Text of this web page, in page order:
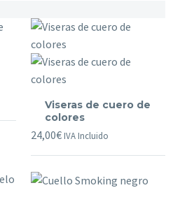
cuero
Viseras de cuero de
colores
24,00€ IVA Incluido